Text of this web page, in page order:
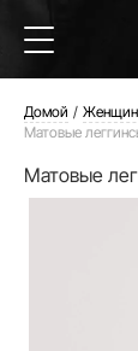
Домой
Матовые
Матовые